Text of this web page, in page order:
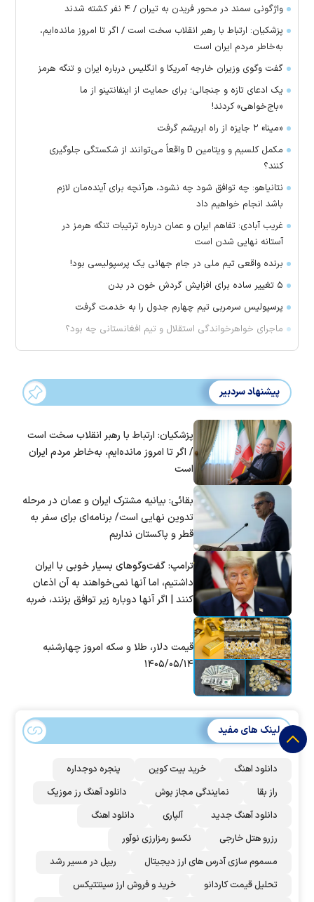
واژگونی سمند در محور فریدن به تیران / ۴ نفر کشته شدند
پزشکیان: ارتباط با رهبر انقلاب سخت است / اگر تا امروز مانده‌ایم،
به‌خاطر مردم ایران است
گفت وگوی وزیران خارجه آمریکا و انگلیس درباره ایران و تنگه هرمز
یک ادعای تازه و جنجالی؛ برای حمایت از اینفانتینو از ما
«باج‌خواهی» کردند!
«مینا» ۲ جایزه از راه ابریشم گرفت
مکمل کلسیم و ویتامین D واقعاً می‌توانند از شکستگی جلوگیری
کنند؟
نتانیاهو: چه توافق شود چه نشود، هرآنچه برای آینده‌مان لازم
باشد انجام خواهیم داد
غریب آبادی: تفاهم ایران و عمان درباره ترتیبات تنگه هرمز در
آستانه نهایی شدن است
برنده واقعی تیم ملی در جام جهانی یک پرسپولیسی بود!
۵ تغییر ساده برای افزایش گردش خون در بدن
پرسپولیس سرمربی تیم چهارم جدول را به خدمت گرفت
ماجرای خواهرخواندگی استقلال و تیم افغانستانی چه بود؟
پیشنهاد سردبیر
پزشکیان: ارتباط با رهبر انقلاب سخت است
/ اگر تا امروز مانده‌ایم، به‌خاطر مردم ایران
است
بقائی: بیانیه مشترک ایران و عمان در مرحله
تدوین نهایی است/ برنامه‌ای برای سفر به
قطر و پاکستان نداریم
ترامپ: گفت‌و‌گو‌های بسیار خوبی با ایران
داشتیم، اما آنها نمی‌خواهند به آن اذعان
کنند | اگر آنها دوباره زیر توافق بزنند، ضربه
قیمت دلار، طلا و سکه امروز چهارشنبه
۱۴۰۵/۰۵/۱۴
لینک های مفید
دانلود اهنگ خرید بیت کوین
پنجره دوجداره
راز بقا
نمایندگی مجاز بوش
دانلود آهنگ رز‌ موزیک
دانلود آهنگ جدید
آلپاری
دانلود اهنگ
رزرو هتل خارجی
نکسو رمزارزی نوآور
مسموم سازی آدرس های ارز دیجیتال
ریپل در مسیر رشد
تحلیل قیمت کاردانو
خرید و فروش ارز سینتتیکس